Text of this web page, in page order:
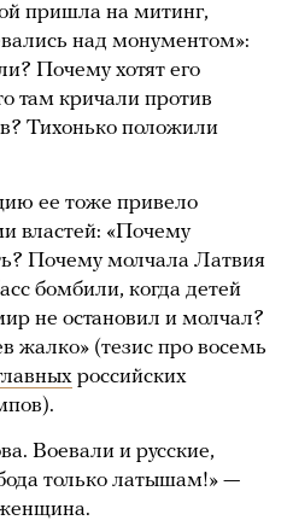
пришла на митинг,
над монументом»:
Почему хотят его
там кричали против
Тихонько положили
ее тоже привело
властей: «Почему
Почему молчала Латвия
бомбили, когда детей
не остановил и молчал?
жалко» (тезис про восемь
российских
Воевали и русские,
только латышам!» —